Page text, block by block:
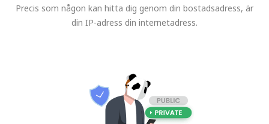
Precis som någon kan hitta dig genom din bostadsadress, är
din IP-adress din internetadress.